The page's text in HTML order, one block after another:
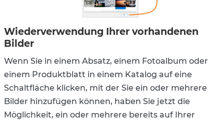
Wiederverwendung Ihrer vorhandenen
Bilder
Wenn Sie in einem Absatz, einem Fotoalbum oder
einem Produktblatt in einem Katalog auf eine
Schaltfläche klicken, mit der Sie ein oder mehrere
Bilder hinzufügen können, haben Sie jetzt die
Möglichkeit, ein oder mehrere bereits auf Ihrer